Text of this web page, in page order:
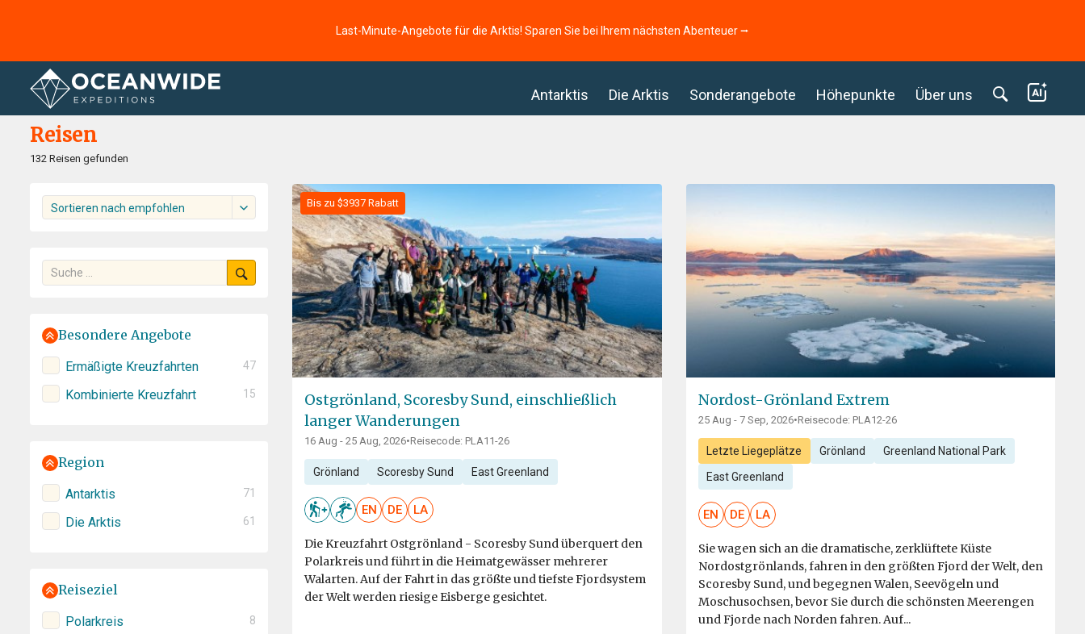
Last-Minute-Angebote für die Arktis! Sparen Sie bei Ihrem nächsten Abenteuer ⭢
Antarktis Die Arktis Sonderangebote Höhepunkte Über uns
Startseite Reisen
Reisen
132 Reisen gefunden
Sortieren nach empfohlen
Besondere Angebote
Ermäßigte Kreuzfahrten 47
Kombinierte Kreuzfahrt 15
Region
Antarktis 71
Die Arktis 61
Reiseziel
Polarkreis 8
Bis zu $3937 Rabatt
Ostgrönland, Scoresby Sund, einschließlich
langer Wanderungen
16 Aug - 25 Aug, 2026•Reisecode: PLA11-26
Grönland Scoresby Sund East Greenland
EN DE LA
Die Kreuzfahrt Ostgrönland - Scoresby Sund überquert den
Polarkreis und führt in die Heimatgewässer mehrerer
Walarten. Auf der Fahrt in das größte und tiefste Fjordsystem
der Welt werden riesige Eisberge gesichtet.
Nordost-Grönland Extrem
25 Aug - 7 Sep, 2026•Reisecode: PLA12-26
Letzte Liegeplätze Grönland Greenland National Park
East Greenland
EN DE LA
Sie wagen sich an die dramatische, zerklüftete Küste
Nordostgrönlands, fahren in den größten Fjord der Welt, den
Scoresby Sund, und begegnen Walen, Seevögeln und
Moschusochsen, bevor Sie durch die schönsten Meerengen
und Fjorde nach Norden fahren. Auf...